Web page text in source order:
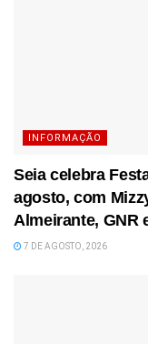
INFORMAÇÃO
Seia celebra
agosto, com
Almeirante, GNR
7 DE AGOSTO, 2026